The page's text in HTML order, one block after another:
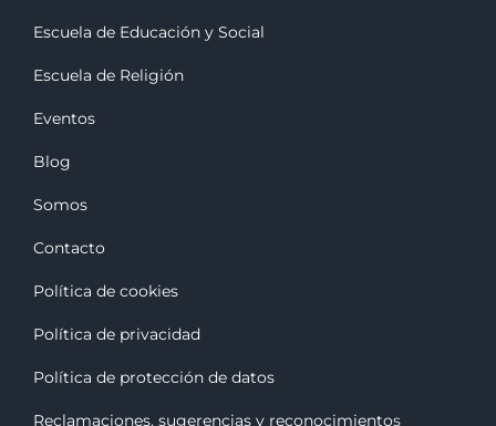
Escuela de Educación y Social
Escuela de Religión
Eventos
Blog
Somos
Contacto
Política de cookies
Política de privacidad
Política de protección de datos
Reclamaciones, sugerencias y reconocimientos